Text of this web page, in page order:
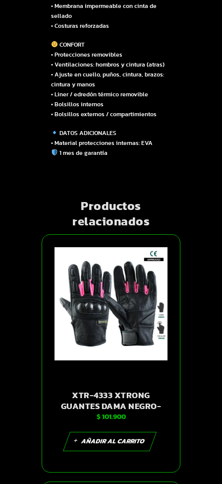
• Membrana impermeable con cinta de
sellado
• Costuras reforzadas
CONFORT
• Protecciones removibles
• Ventilaciones: hombros y cintura (atras)
• Ajuste en cuello, puños, cintura, brazos:
cintura y manos
• Liner / edredón térmico removible
• Bolsillos internos
• Bolsillos externos / compartimientos
DATOS ADICIONALES
• Material protecciones internas: EVA
1 mes de garantía
Productos
relacionados
XTR-4333 XTRONG
GUANTES DAMA NEGRO-
ROSADO M | SKU14268
$101.900
AÑADIR AL CARRITO